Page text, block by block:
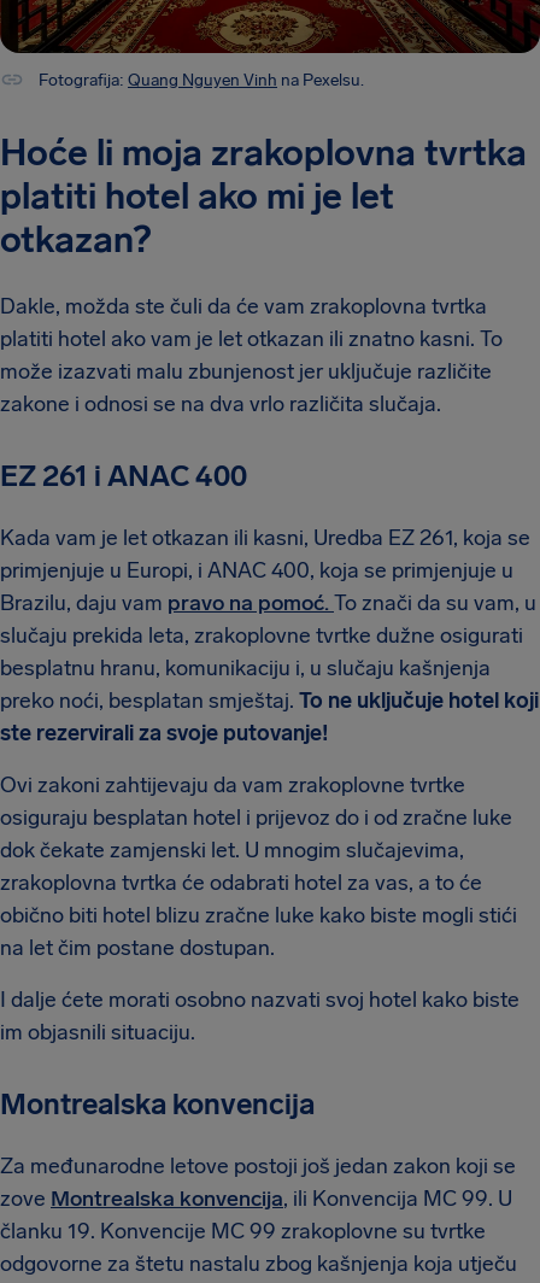
Fotografija: Quang Nguyen Vinh na Pexelsu.
Hoće li moja zrakoplovna tvrtka
platiti hotel ako mi je let
otkazan?
Dakle, možda ste čuli da će vam zrakoplovna tvrtka
platiti hotel ako vam je let otkazan ili znatno kasni. To
može izazvati malu zbunjenost jer uključuje različite
zakone i odnosi se na dva vrlo različita slučaja.
EZ 261 i ANAC 400
Kada vam je let otkazan ili kasni, Uredba EZ 261, koja se
primjenjuje u Europi, i ANAC 400, koja se primjenjuje u
Brazilu, daju vam pravo na pomoć. To znači da su vam, u
slučaju prekida leta, zrakoplovne tvrtke dužne osigurati
besplatnu hranu, komunikaciju i, u slučaju kašnjenja
preko noći, besplatan smještaj. To ne uključuje hotel koji
ste rezervirali za svoje putovanje!
Ovi zakoni zahtijevaju da vam zrakoplovne tvrtke
osiguraju besplatan hotel i prijevoz do i od zračne luke
dok čekate zamjenski let. U mnogim slučajevima,
zrakoplovna tvrtka će odabrati hotel za vas, a to će
obično biti hotel blizu zračne luke kako biste mogli stići
na let čim postane dostupan.
I dalje ćete morati osobno nazvati svoj hotel kako biste
im objasnili situaciju.
Montrealska konvencija
Za međunarodne letove postoji još jedan zakon koji se
zove Montrealska konvencija, ili Konvencija MC 99. U
članku 19. Konvencije MC 99 zrakoplovne su tvrtke
odgovorne za štetu nastalu zbog kašnjenja koja utječu